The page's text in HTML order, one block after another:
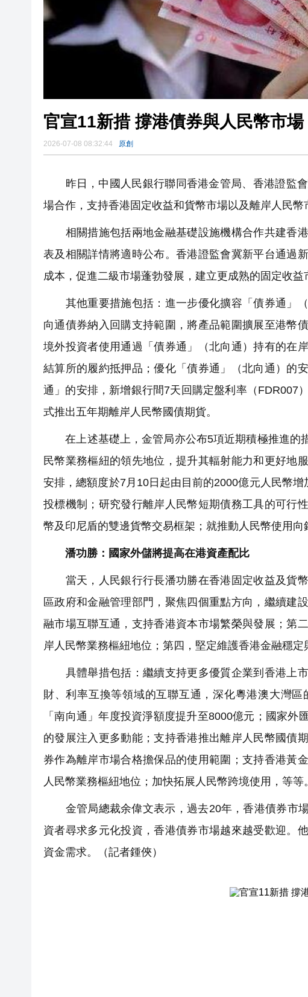
甘肅宕昌山體滑坡已累計找到31名被困
國際奧委會暫時解除對俄羅斯奧委會的
官宣11新措 撐港債券與人民幣市場
2026-07-08 08:32:44 原創
昨日，中國人民銀行聯同香港金管局、香港證監會
場合作，支持香港固定收益和貨幣市場以及離岸人民幣
相關措施包括兩地金融基礎設施機構合作共建香港
表及相關詳情將適時公布。香港證監會冀新平台通過
成本，促進二級市場蓬勃發展，建立更成熟的固定收益
其他重要措施包括：進一步優化擴容「債券通」
向通債券納入回購支持範圍，將產品範圍擴展至港幣
境外投資者使用通過「債券通」（北向通）持有的在
結算所的履約抵押品；優化「債券通」（北向通）的
通」的安排，新增銀行間7天回購定盤利率（FDR007
式推出五年期離岸人民幣國債期貨。
在上述基礎上，金管局亦公布5項近期積極推進的
民幣業務樞紐的領先地位，提升其輻射能力和更好地
安排，總額度於7月10日起由目前的2000億元人民幣
投標機制；研究發行離岸人民幣短期債務工具的可行
幣及印尼盾的雙邊貨幣交易框架；就推動人民幣使用向
潘功勝：國家外儲將提高在港資產配比
當天，人民銀行行長潘功勝在香港固定收益及貨
區政府和金融管理部門，聚焦四個重點方向，繼續建
融市場互聯互通，支持香港資本市場繁榮與發展；第
岸人民幣業務樞紐地位；第四，堅定維護香港金融穩定
具體舉措包括：繼續支持更多優質企業到香港上市
財、利率互換等領域的互聯互通，深化粵港澳大灣
「南向通」年度投資淨額度提升至8000億元；國家
的發展注入更多動能；支持香港推出離岸人民幣國債
券作為離岸市場合格擔保品的使用範圍；支持香港黃
人民幣業務樞紐地位；加快拓展人民幣跨境使用，等等。
金管局總裁余偉文表示，過去20年，香港債券市
資者尋求多元化投資，香港債券市場越來越受歡迎。
資金需求。（記者鍾俠）